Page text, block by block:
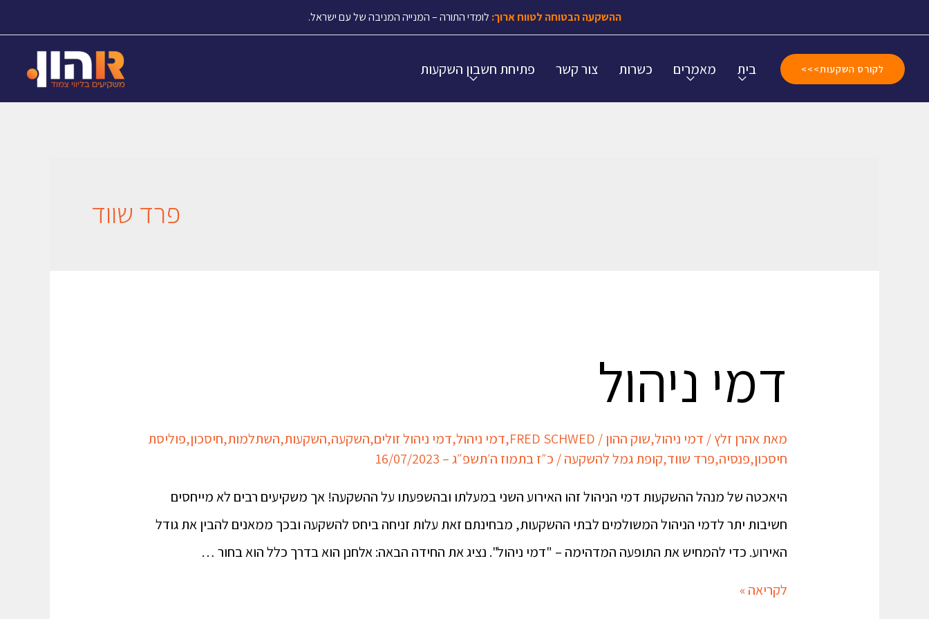
ההשקעה הבטוחה לטווח ארוך: לומדי התורה – המנייה המניבה של עם ישראל.
לקורס השקעות>>> בית מאמרים כשרות צור קשר פתיחת חשבון השקעות
פרד שווד
דמי ניהול
מאתאהרן זלץ / דמי ניהול,שוק ההון/
FRED SCHWED
,דמי ניהול,דמי ניהול זולים,השקעה,השקעות,השתלמות,חיסכון,פוליסת
חיסכון,פנסיה,פרד שווד,קופת גמל להשקעה/ כ״ז בתמוז ה׳תשפ״ג – 16/07/2023
היאכטה של מנהל ההשקעות דמי הניהול זהו האירוע השני במעלתו ובהשפעתו על ההשקעה! אך משקיעים רבים לא מייחסים
חשיבות יתר לדמי הניהול המשולמים לבתי ההשקעות, מבחינתם זאת עלות זניחה ביחס להשקעה ובכך ממאנים להבין את גודל
האירוע. כדי להמחיש את התופעה המדהימה – "דמי ניהול". נציג את החידה הבאה: אלחנן הוא בדרך כלל הוא בחור …
לקריאה »